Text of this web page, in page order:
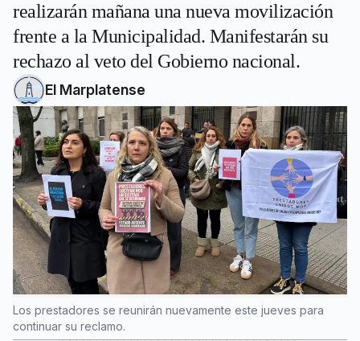
realizarán mañana una nueva movilización
frente a la Municipalidad. Manifestarán su
rechazo al veto del Gobierno nacional.
El Marplatense
Los prestadores se reunirán nuevamente este jueves para
continuar su reclamo.